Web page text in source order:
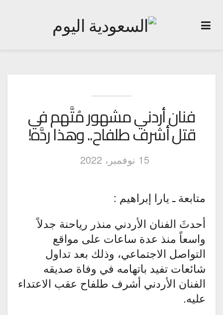
فنان أردني مشهور مُتَّهم في
قتل أشرف طلفاح.. وهذا ردَّه!
15 نوفمبر، 2022
متابعة ـ يارا إبراهيم :
أحدثَ الفنان الأردني منذر رياحنة جدلاً
واسعاً منذ عدة ساعات على مواقع
التواصل الاجتماعي، وذلك بعد تداول
شائعات تفيد باتهامه في وفاة صديقه
الفنان الأردني أشرف طلفاح عقب الاعتداء
عليه.